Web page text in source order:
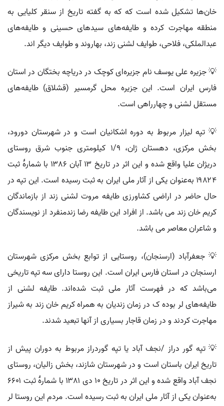
خان‌ها تشکیل شده است که که به گفته تاریخ از سنقر کلیایی به
منطقه مهاجرت کرده و طایفه‌های سیدهای حسینی و طایفه‌های
عبدالملکی، فلاحی، طوایف لشنی زند، بهاروند و طوایف دیگر اند.
💡 جزیره علی یوسف نام جزیره‌ای کوچک در دریاچه بختگان در استان
فارس ایران است. این جزیره محل گرمسیر (قشلاق) طایفه‌های
مستقل لشنی و چهارراهی است.
💡 تپه لیزار مربوط به دوره اشکانیان است و در شهرستان دورود،
بخش مرکزی، دهستان ژان، ۱/۹ کیلومتری جنوب شرق روستای
دریژان علیا واقع شده و این اثر در تاریخ ۱۳ آبان ۱۳۸۶ با شمارهٔ ثبت
۱۹۸۲۴ به‌عنوان یکی از آثار ملی ایران به ثبت رسیده است. این تپه در
حال حاضر در اراضی کشاورزی طایفه مروت لشنی زند از بازماندگان
کریم خان زند می باشد. از افراد این طایفه رضا زندمنفرد از نویسندگان
و شاعران معاصر می باشد.
💡 جعفرآباد (ارسنجان)، روستایی از توابع بخش مرکزی شهرستان
ارسنجان در استان فارس ایران است. این روستا دارای سه تپه تاریخی
می‌باشد که در فهرست آثار ملی ثبت شده‌اند. طایفه لشنی از
طایفه‌های لر بوده ک در زمان زندیان به همراه کریم خان زند به شیراز
مهاجرت کردند و در زمان قاجار بسیاری از آنها تبعید شدند.
💡 تپه گور دراز /نجف آباد یا تپه گوردراز مربوط به دوران پیش از
تاریخ ایران باستان است و در شهرستان شازند، بخش زالیان، روستای
نجف آباد واقع شده و این اثر در تاریخ ۱۰ دی ۱۳۸۱ با شمارهٔ ثبت ۶۶۰۱
به‌عنوان یکی از آثار ملی ایران به ثبت رسیده است. مردم این روستا لر